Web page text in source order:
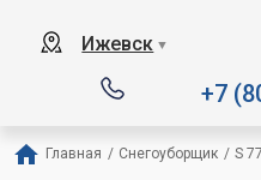
Ижевск ▼
+7
Главная / Снегоуборщик / S